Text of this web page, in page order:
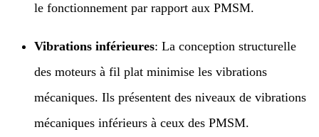
le fonctionnement par rapport aux PMSM.
Vibrations inférieures: La conception structurelle
des moteurs à fil plat minimise les vibrations
mécaniques. Ils présentent des niveaux de vibrations
mécaniques inférieurs à ceux des PMSM.